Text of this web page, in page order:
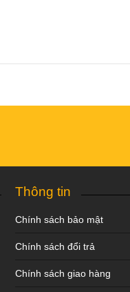
Thông tin
Chính sách bảo mật
Chính sách đổi trả
Chính sách giao hàng